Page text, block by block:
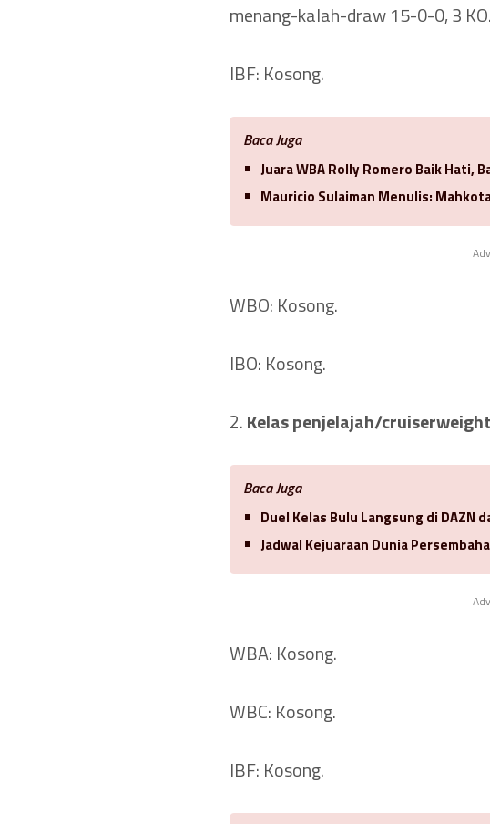
menang-kalah-draw 15-0-0, 3
IBF: Kosong.
Baca Juga
Juara WBA Rolly Romero Baik Hati,
Mauricio Sulaiman Menulis:
WBO: Kosong.
IBO: Kosong.
2.Kelas penjelajah/
Baca Juga
Duel Kelas Bulu Langsung di DAZN
Jadwal Kejuaraan Dunia
WBA: Kosong.
WBC: Kosong.
IBF: Kosong.